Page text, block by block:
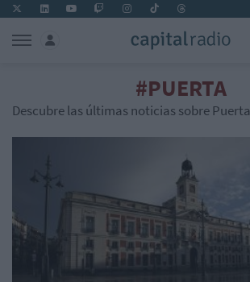
#PUERTA
Descubre las últimas noticias sobre Puerta